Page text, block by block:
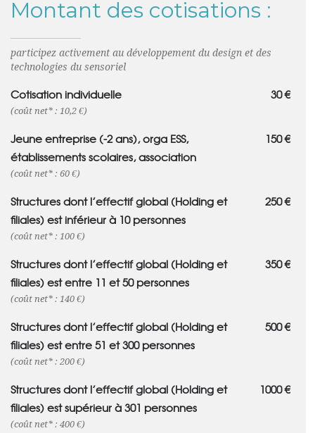
Montant des cotisations :
participez activement au développement du design et des
technologies du sensoriel
Cotisation individuelle 30 €
(coût net* : 10,2 €)
Jeune entreprise (-2 ans), orga ESS,
établissements scolaires, association
150 €
(coût net* : 60 €)
Structures dont l’effectif global (Holding et
filiales) est inférieur à 10 personnes
250 €
(coût net* : 100 €)
Structures dont l’effectif global (Holding et
filiales) est entre 11 et 50 personnes
350 €
(coût net* : 140 €)
Structures dont l’effectif global (Holding et
filiales) est entre 51 et 300 personnes
500 €
(coût net* : 200 €)
Structures dont l’effectif global (Holding et
filiales) est supérieur à 301 personnes
1000 €
(coût net* : 400 €)